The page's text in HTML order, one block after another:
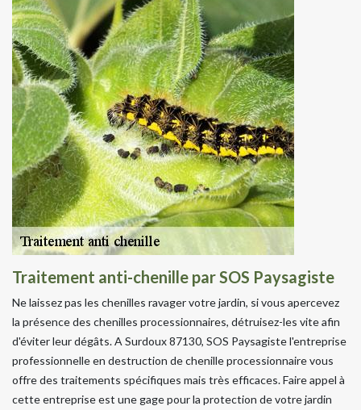
Traitement anti-chenille par SOS Paysagiste
Ne laissez pas les chenilles ravager votre jardin, si vous apercevez
la présence des chenilles processionnaires, détruisez-les vite afin
d'éviter leur dégâts. A Surdoux 87130, SOS Paysagiste l'entreprise
professionnelle en destruction de chenille processionnaire vous
offre des traitements spécifiques mais très efficaces. Faire appel à
cette entreprise est une gage pour la protection de votre jardin